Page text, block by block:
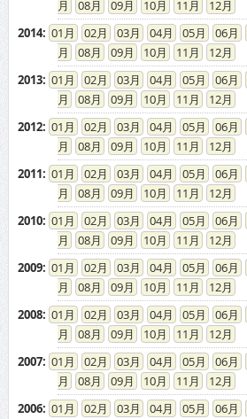
08
09 10 11
12
2014: 01 02 03 04 05 06
08
09 10 11
12
2013: 01 02 03 04 05 06
08
09 10 11
12
2012: 01 02 03 04 05 06
08
09 10 11
12
2011: 01 02 03 04 05 06
08
09 10 11
12
2010: 01 02 03 04 05 06
08
09 10 11
12
2009: 01 02 03 04 05 06
08
09 10 11
12
2008: 01 02 03 04 05 06
08
09 10 11
12
2007: 01 02 03 04 05 06
08
09 10 11
12
2006: 01 02 03 04 05 06